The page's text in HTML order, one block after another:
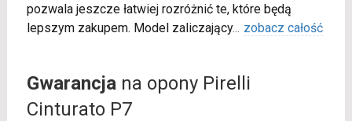
pozwala jeszcze łatwiej rozróżnić te, które będą
lepszym zakupem. Model zaliczający... zobacz całość
Gwarancjana opony Pirelli
Cinturato P7